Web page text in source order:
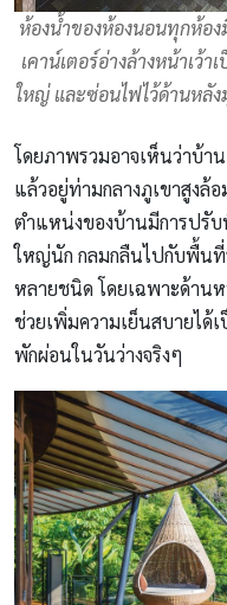
ห้องน้ำของห้องนอนทุกห้อ
เคาน์เตอร์อ่างล้างหน้าเว้
ใหญ่ และซ่อนไฟไว้ด้านหลั
โดยภาพรวมอาจเห็นว่าบ้า
แล้วอยู่ท่ามกลางภูเขาสูงล้
ตำแหน่งของบ้านมีการปรั
ใหญ่นัก กลมกลืนไปกับพื้นที่
หลายชนิด โดยเฉพาะด้า
ช่วยเพิ่มความเย็นสบายได้
พักผ่อนในวันว่างจริงๆ